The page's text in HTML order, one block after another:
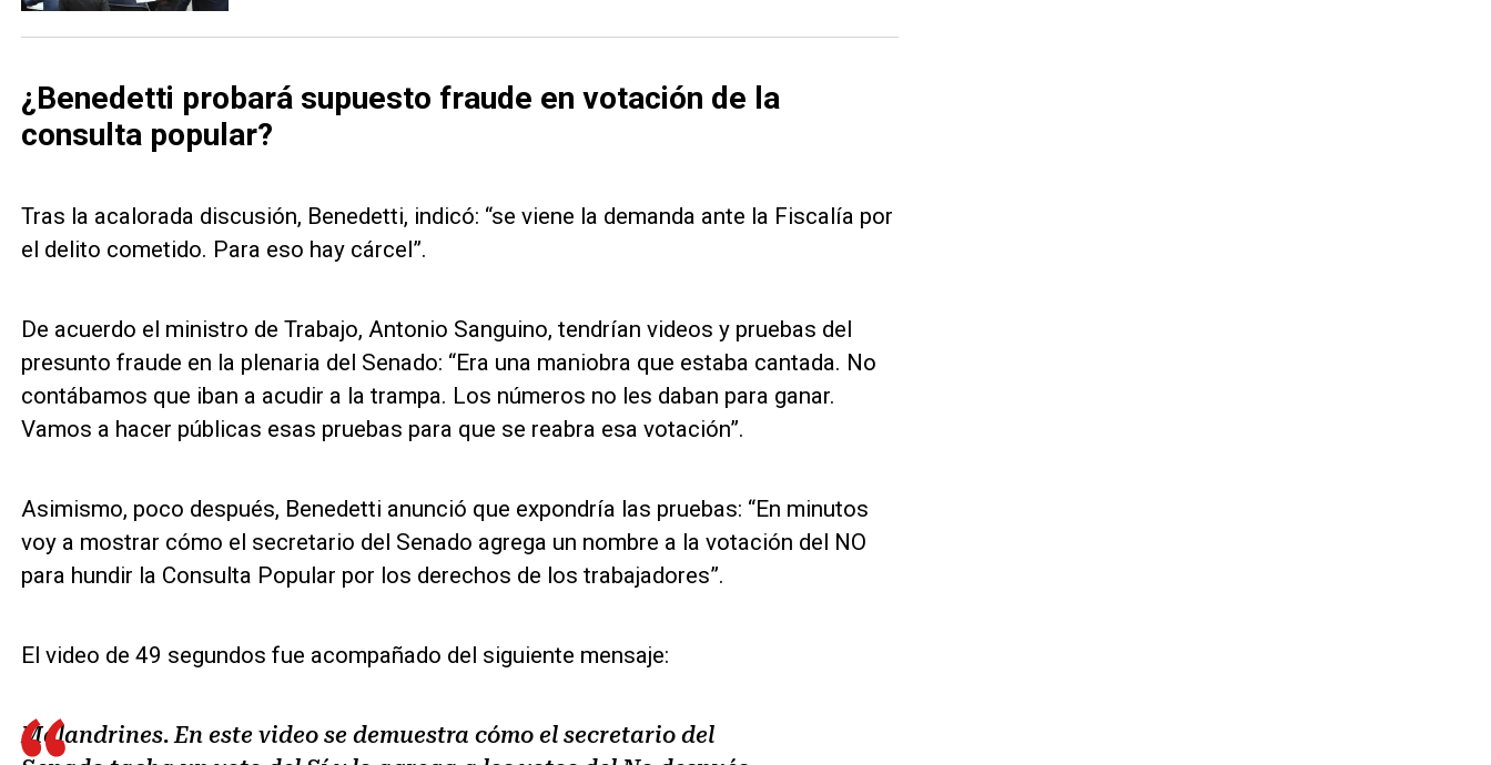
¿Benedetti probará supuesto fraude en votación de la
consulta popular?
Tras la acalorada discusión, Benedetti, indicó: “se viene la demanda ante la Fiscalía por
el delito cometido. Para eso hay cárcel”.
De acuerdo el ministro de Trabajo, Antonio Sanguino, tendrían videos y pruebas del
presunto fraude en la plenaria del Senado: “Era una maniobra que estaba cantada. No
contábamos que iban a acudir a la trampa. Los números no les daban para ganar.
Vamos a hacer públicas esas pruebas para que se reabra esa votación”.
Asimismo, poco después, Benedetti anunció que expondría las pruebas: “En minutos
voy a mostrar cómo el secretario del Senado agrega un nombre a la votación del NO
para hundir la Consulta Popular por los derechos de los trabajadores”.
El video de 49 segundos fue acompañado del siguiente mensaje:
Malandrines. En este video se demuestra cómo el secretario del